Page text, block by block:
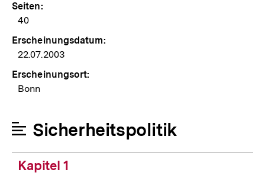
Seiten:
40
Erscheinungsdatum:
22.07.2003
Erscheinungsort:
Bonn
Sicherheitspolitik
Kapitel 1